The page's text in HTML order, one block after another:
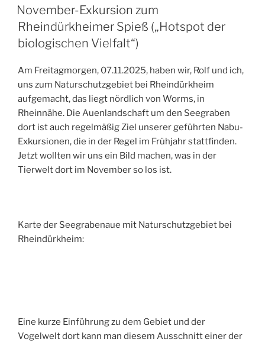
AM
November-Exkursion zum
Rheindürkheimer Spieß („Hotspot der
biologischen Vielfalt“)
Am Freitagmorgen, 07.11.2025, haben wir, Rolf und ich,
uns zum Naturschutzgebiet bei Rheindürkheim
aufgemacht, das liegt nördlich von Worms, in
Rheinnähe. Die Auenlandschaft um den Seegraben
dort ist auch regelmäßig Ziel unserer geführten Nabu-
Exkursionen, die in der Regel im Frühjahr stattfinden.
Jetzt wollten wir uns ein Bild machen, was in der
Tierwelt dort im November so los ist.
Karte der Seegrabenaue mit Naturschutzgebiet bei
Rheindürkheim:
Eine kurze Einführung zu dem Gebiet und der
Vogelwelt dort kann man diesem Ausschnitt einer der